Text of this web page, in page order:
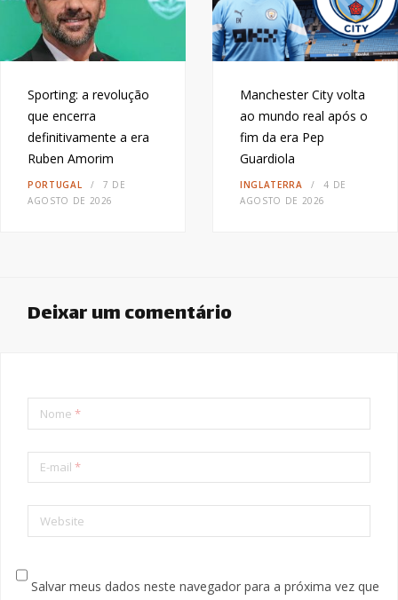
Sporting: a revolução
que encerra
definitivamente a era
Ruben Amorim
PORTUGAL
7 DE
AGOSTO DE 2026
Manchester City volta
ao mundo real após o
fim da era Pep
Guardiola
INGLATERRA
4 DE
AGOSTO DE 2026
Deixar um comentário
Nome *
E-mail *
Website
Salvar meus dados neste navegador para a próxima vez que